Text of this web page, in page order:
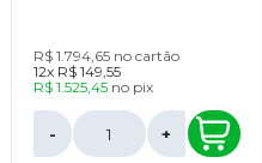
R$ 1.794,65 no cartão
12x R$ 149,55
R$ 1.525,45 no pix
- +